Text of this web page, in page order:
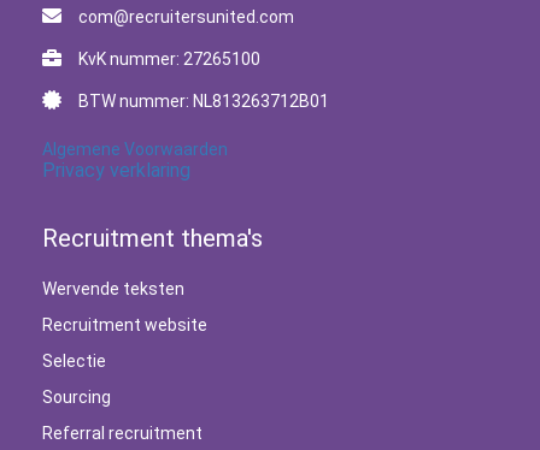
com@recruitersunited.com
KvK nummer: 27265100
BTW nummer: NL813263712B01
Algemene Voorwaarden
Privacy verklaring
Recruitment thema's
Wervende teksten
Recruitment website
Selectie
Sourcing
Referral recruitment